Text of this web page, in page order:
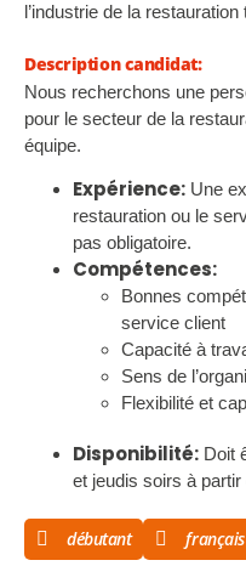
l’industrie de la
Description candidat:
Nous recherchons une
pour le secteur de la
équipe.
Expérience: Une
restauration ou le
pas obligatoire.
Compétences:
Bonnes
service client
Capacité à
Sens de
Flexibilité et
Disponibilité: Doit
et jeudis soirs à partir
débutant français